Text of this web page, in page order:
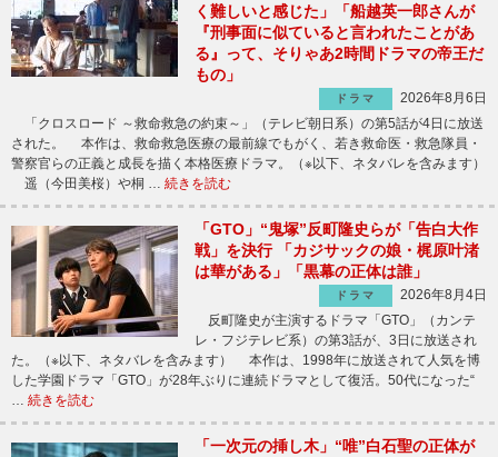
く難しいと感じた」「船越英一郎さんが
『刑事面に似ていると言われたことがあ
る』って、そりゃあ2時間ドラマの帝王だ
もの」
ドラマ
2026年8月6日
「クロスロード ～救命救急の約束～」（テレビ朝日系）の第5話が4日に放送
された。 本作は、救命救急医療の最前線でもがく、若き救命医・救急隊員・
警察官らの正義と成長を描く本格医療ドラマ。（※以下、ネタバレを含みます）
遥（今田美桜）や桐 … 続きを読む
「GTO」“鬼塚”反町隆史らが「告白大作
戦」を決行 「カジサックの娘・梶原叶渚
は華がある」「黒幕の正体は誰」
ドラマ
2026年8月4日
反町隆史が主演するドラマ「GTO」（カンテ
レ・フジテレビ系）の第3話が、3日に放送され
た。（※以下、ネタバレを含みます） 本作は、1998年に放送されて人気を博
した学園ドラマ「GTO」が28年ぶりに連続ドラマとして復活。50代になった“
… 続きを読む
「一次元の挿し木」“唯”白石聖の正体が